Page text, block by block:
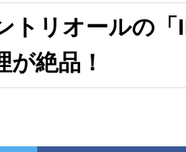
トリオールの
が絶品！